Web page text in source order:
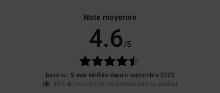
Note moyenne
4.6/5
basé sur 5 avis vérifiésdepuis septembre 2025
80% de nos clients recommandent ce produit